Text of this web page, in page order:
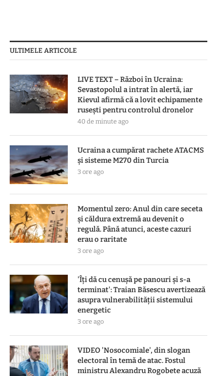
ULTIMELE ARTICOLE
LIVE TEXT – Război în Ucraina:
Sevastopolul a intrat în alertă, iar
Kievul afirmă că a lovit echipamente
rusești pentru controlul dronelor
40 de minute ago
Ucraina a cumpărat rachete ATACMS
și sisteme M270 din Turcia
3 ore ago
Momentul zero: Anul din care seceta
și căldura extremă au devenit o
regulă. Până atunci, aceste cazuri
erau o raritate
3 ore ago
'Îți dă cu cenușă pe panouri și s-a
terminat': Traian Băsescu avertizează
asupra vulnerabilității sistemului
energetic
3 ore ago
VIDEO 'Nosocomiale', din slogan
electoral în temă de atac. Fostul
ministru Alexandru Rogobete acuză